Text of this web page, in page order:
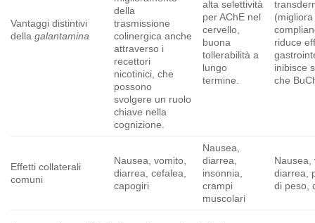
Vantaggi distintivi
della galantamina
della
trasmissione
colinergica anche
attraverso i
recettori
nicotinici, che
possono
svolgere un ruolo
chiave nella
cognizione.
alta selettività
per AChE nel
cervello,
buona
tollerabilità a
lungo
termine.
(migliora
riduce
inibisce
che
Effetti collaterali
comuni
Nausea, vomito,
diarrea, cefalea,
capogiri
Nausea,
diarrea,
insonnia,
crampi
muscolari
Nausea,
diarrea,
di peso,